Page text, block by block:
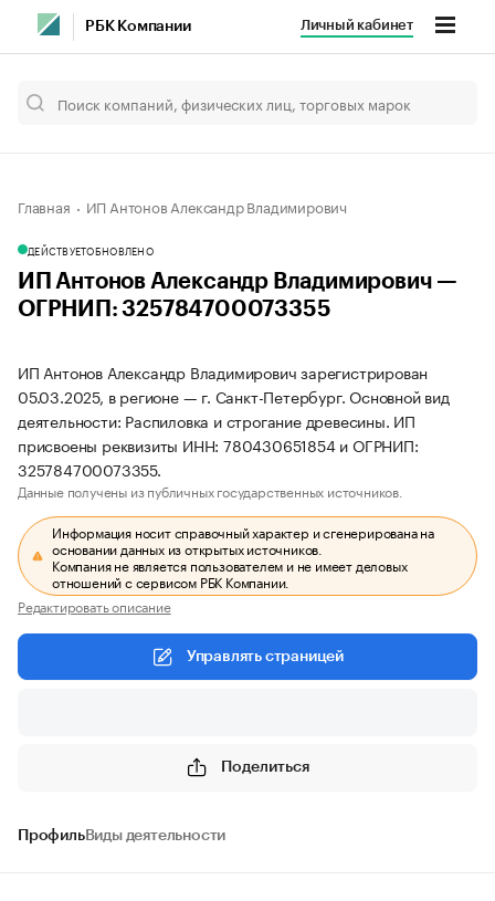
РБК Компании Личный кабинет
Главная ИП Антонов Александр Владимирович
ДЕЙСТВУЕТОБНОВЛЕНО
ИП Антонов Александр Владимирович —
ОГРНИП: 325784700073355
ИП Антонов Александр Владимирович зарегистрирован
05.03.2025, в регионе — г. Санкт-Петербург. Основной вид
деятельности: Распиловка и строгание древесины. ИП
присвоены реквизиты ИНН: 780430651854 и ОГРНИП:
325784700073355.
Данные получены из публичных государственных источников.
Информация носит справочный характер и сгенерирована на
основании данных из открытых источников.
Компания не является пользователем и не имеет деловых
отношений с сервисом РБК Компании.
Редактировать описание
Управлять страницей
Поделиться
ПрофильВиды деятельности